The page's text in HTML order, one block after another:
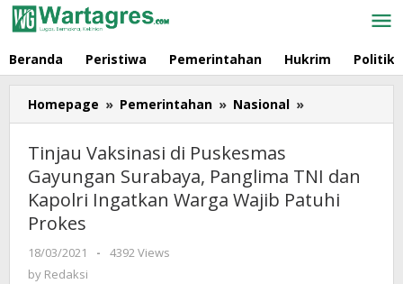
Skip
to
Beranda Peristiwa Pemerintahan Hukrim Politik
Homepage » Pemerintahan » Nasional »
Vaksinasi
Gayungan
Surabaya,
Tinjau Vaksinasi di Puskesmas
Gayungan Surabaya, Panglima TNI dan
Kapolri Ingatkan Warga Wajib Patuhi
Prokes
18/03/2021
by
-
4392 Views
by Redaksi